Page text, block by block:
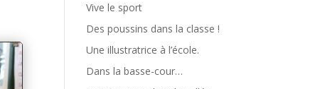
Vive le sport
Des poussins dans la classe !
Une illustratrice à l’école.
Dans la basse-cour…